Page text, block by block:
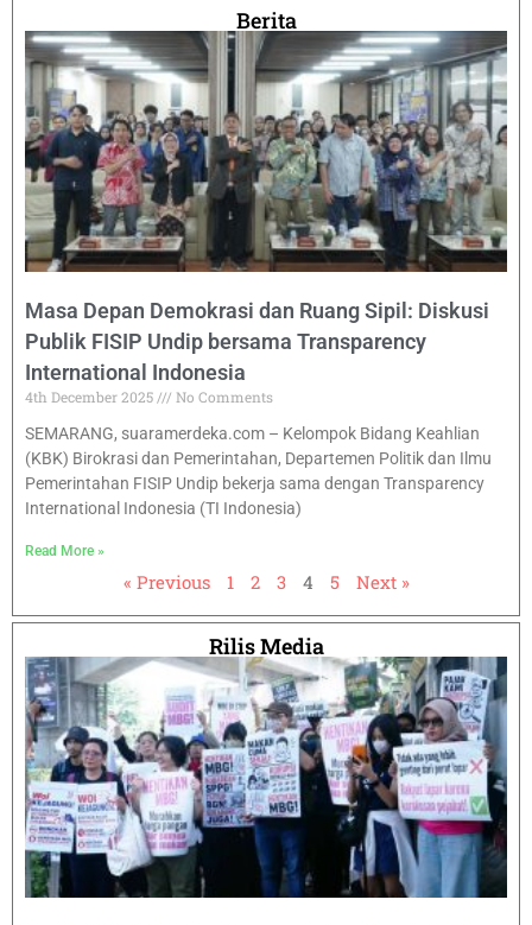
Berita
Masa Depan Demokrasi dan Ruang Sipil: Diskusi
Publik FISIP Undip bersama Transparency
International Indonesia
4th December 2025
No Comments
SEMARANG, suaramerdeka.com – Kelompok Bidang Keahlian
(KBK) Birokrasi dan Pemerintahan, Departemen Politik dan Ilmu
Pemerintahan FISIP Undip bekerja sama dengan Transparency
International Indonesia (TI Indonesia)
Read More »
« Previous 1 2 3 4 5 Next »
Rilis Media